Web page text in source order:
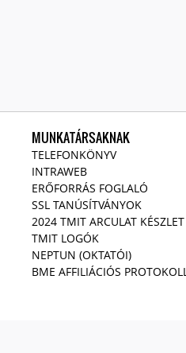
MUNKATÁRSAKNAK
TELEFONKÖNYV
INTRAWEB
ERŐFORRÁS FOGLALÓ
SSL TANÚSÍTVÁNYOK
2024 TMIT ARCULAT KÉSZLET
TMIT LOGÓK
NEPTUN (OKTATÓI)
BME AFFILIÁCIÓS PROTOKOLL